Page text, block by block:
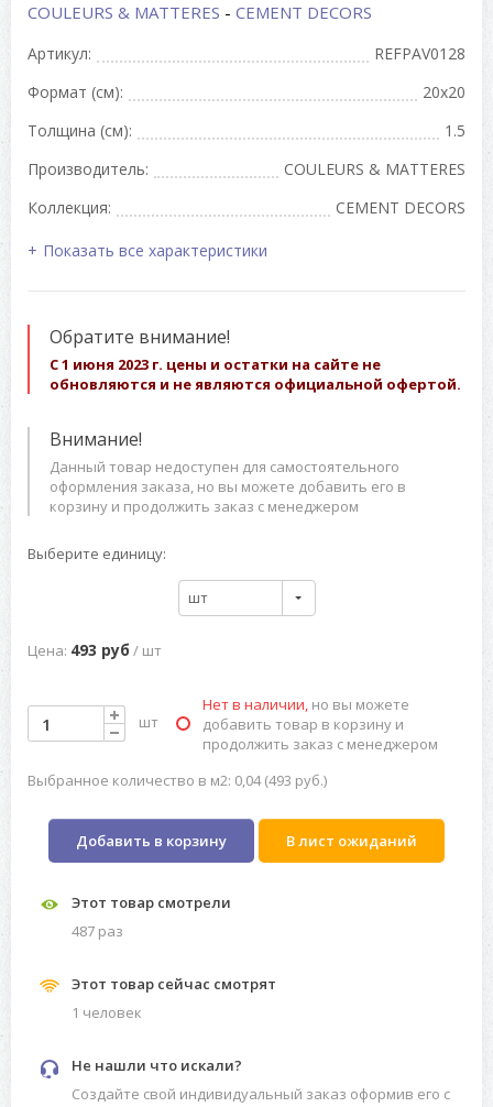
COULEURS & MATTERES - CEMENT DECORS
Артикул:
REFPAV0128
Формат (см):
20x20
Толщина (см):
1.5
Производитель:
COULEURS & MATTERES
Коллекция:
CEMENT DECORS
Показать все характеристики
Обратите внимание!
С 1 июня 2023 г. цены и остатки на сайте не
обновляются и не являются официальной офертой.
Внимание!
Данный товар недоступен для самостоятельного
оформления заказа, но вы можете добавить его в
корзину и продолжить заказ с менеджером
Выберите единицу:
шт
Цена: 493 руб / шт
шт
Нет в наличии, но вы можете
добавить товар в корзину и
продолжить заказ с менеджером
Выбранное количество в м2: 0,04 (493 руб.)
Добавить в корзину В лист ожиданий
Этот товар смотрели
487 раз
Этот товар сейчас смотрят
1 человек
Не нашли что искали?
Создайте свой индивидуальный заказ оформив его с